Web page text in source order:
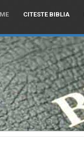
CITESTE BIBLIA